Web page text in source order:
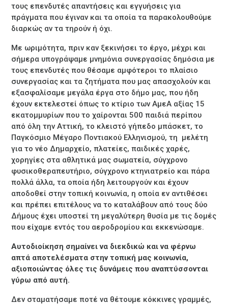
τους επενδυτές απαντήσεις και εγγυήσεις για
πράγματα που έγιναν και τα οποία τα παρακολουθούμε
διαρκώς αν τα τηρούν ή όχι.
Με ωριμότητα, πριν καν ξεκινήσει το έργο, μέχρι και
σήμερα υπογράψαμε μνημόνια συνεργασίας δημόσια με
τους επενδυτές που θέσαμε αμφότεροι το πλαίσιο
συνεργασίας και τα ζητήματα που μας απασχολούν και
εξασφαλίσαμε μεγάλα έργα στο δήμο μας, που ήδη
έχουν εκτελεστεί όπως το κτίριο των ΑμεΑ αξίας 15
εκατομμυρίων που το χαίρονται 500 παιδιά περίπου
από όλη την Αττική, το κλειστό γήπεδο μπάσκετ, το
Παγκόσμιο Μέγαρο Ποντιακού Ελληνισμού, τη μελέτη
για το νέο Δημαρχείο, πλατείες, παιδικές χαρές,
χορηγίες στα αθλητικά μας σωματεία, σύγχρονο
φυσικοθεραπευτήριο, σύγχρονο κτηνιατρείο και πάρα
πολλά άλλα, τα οποία ήδη λειτουργούν και έχουν
αποδοθεί στην τοπική κοινωνία, η οποία εν αντιθέσει
και πρέπει επιτέλους να το καταλάβουν από τους δύο
Δήμους έχει υποστεί τη μεγαλύτερη θυσία με τις δομές
που είχαμε εντός του αεροδρομίου και εκκενώσαμε.
Αυτοδιοίκηση σημαίνει να διεκδικώ και να φέρνω
απτά αποτελέσματα στην τοπική μας κοινωνία,
αξιοποιώντας όλες τις δυνάμεις που αναπτύσσονται
γύρω από αυτή.
Δεν σταματήσαμε ποτέ να θέτουμε κόκκινες γραμμές,